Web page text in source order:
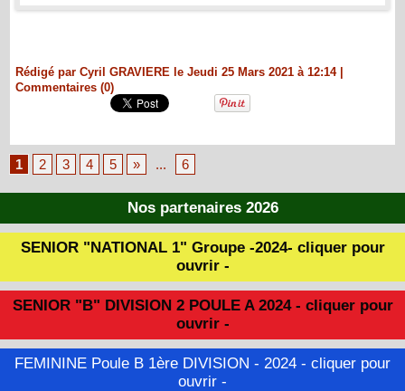
Nos partenaires 2026
SENIOR "NATIONAL 1" Groupe -2024- cliquer pour
ouvrir -
SENIOR "B" DIVISION 2 POULE A 2024 - cliquer pour
ouvrir -
FEMININE Poule B 1ère DIVISION - 2024 - cliquer pour
ouvrir -
Rédigé par Cyril GRAVIERE le Jeudi 25 Mars 2021 à 12:14 |
Commentaires (0)
1 2 3 4 5 » ... 6